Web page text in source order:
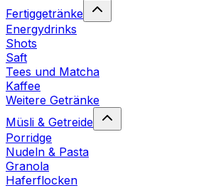
Fertiggetränke
Energydrinks
Shots
Saft
Tees und Matcha
Kaffee
Weitere Getränke
Müsli & Getreide
Porridge
Nudeln & Pasta
Granola
Haferflocken